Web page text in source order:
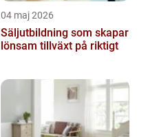
04 maj 2026
Säljutbildning som skapar
lönsam tillväxt på riktigt